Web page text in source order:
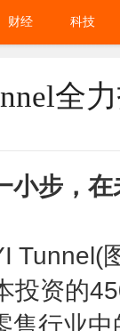
财经 科技
全
步，在
投资的
售行业